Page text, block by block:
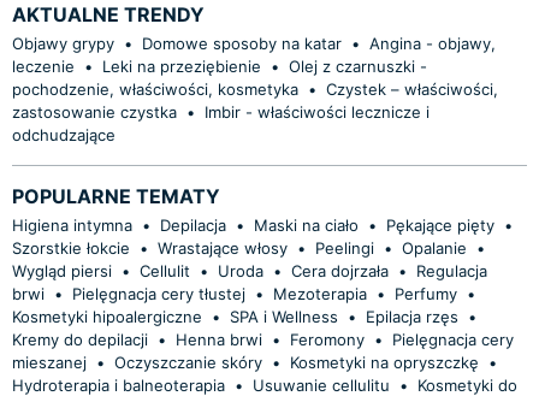
AKTUALNE TRENDY
Objawy grypy • Domowe sposoby na katar • Angina - objawy,
leczenie
• Leki na przeziębienie • Olej z czarnuszki -
pochodzenie, właściwości, kosmetyka • Czystek – właściwości,
zastosowanie czystka •
Imbir - właściwości lecznicze i
odchudzające
POPULARNE TEMATY
Higiena intymna • Depilacja • Maski na ciało • Pękające pięty •
Szorstkie łokcie
• Wrastające włosy • Peelingi • Opalanie
•
Wygląd piersi • Cellulit • Uroda • Cera dojrzała •
Regulacja
brwi • Pielęgnacja cery tłustej • Mezoterapia • Perfumy •
Kosmetyki hipoalergiczne
• SPA i Wellness • Epilacja rzęs
•
Kremy do depilacji • Henna brwi • Feromony •
Pielęgnacja cery
mieszanej • Oczyszczanie skóry • Kosmetyki na opryszczkę
•
Hydroterapia i balneoterapia • Usuwanie cellulitu •
Kosmetyki do